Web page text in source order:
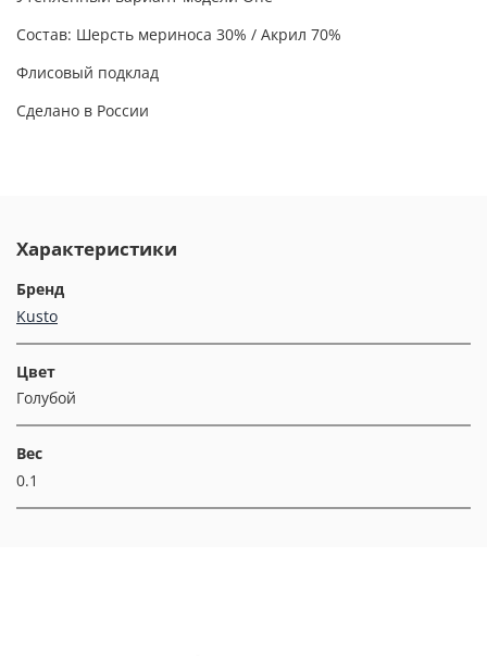
Состав: Шерсть мериноса 30% / Акрил 70%
Флисовый подклад
Сделано в России
Характеристики
Бренд
Kusto
Цвет
Голубой
Вес
0.1